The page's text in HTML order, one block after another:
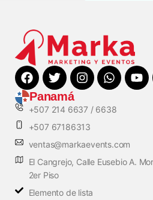
Panamá
+507 214 6637 / 6638
+507 67186313
ventas@markaevents.com
El Cangrejo, Calle Eusebio A.
2er Piso
Elemento de lista